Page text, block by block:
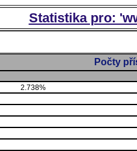
Statistika pro:
Počty
2.738%